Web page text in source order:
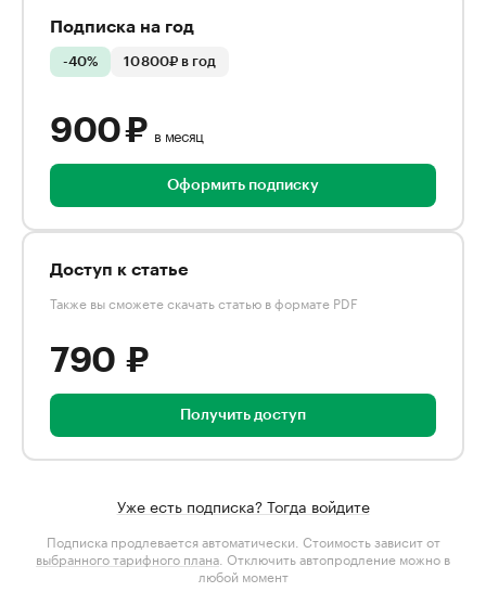
Подписка на год
-40% 10 800₽ в год
900 ₽ в месяц
Оформить подписку
Доступ к статье
Также вы сможете скачать статью в формате PDF
790 ₽
Получить доступ
Уже есть подписка? Тогда войдите
Подписка продлевается автоматически. Стоимость зависит от
выбранного тарифного плана . Отключить автопродление можно в
любой момент